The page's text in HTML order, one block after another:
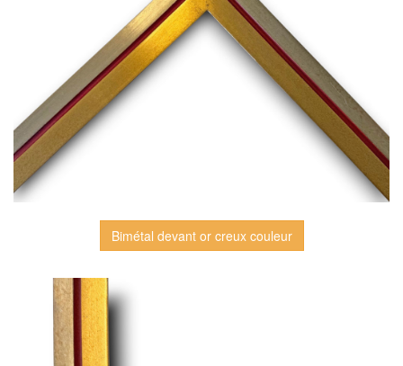
Bimétal devant or creux couleur